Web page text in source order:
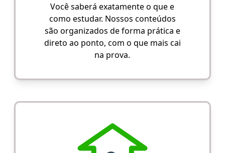
Você saberá exatamente o que e
como estudar. Nossos conteúdos
são organizados de forma prática e
direto ao ponto, com o que mais cai
na prova.